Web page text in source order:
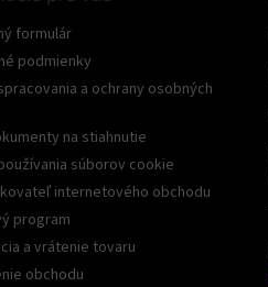
formulár
podmienky
a ochrany osobných
na stiahnutie
súborov cookie
internetového obchodu
program
a vrátenie tovaru
obchodu